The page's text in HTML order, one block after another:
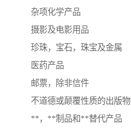
杂项化学产品
摄影及电影用品
珍珠，宝石，珠宝及金属
医药产品
邮票，除非信件
不道德或颠覆性质的出版物
**，**制品和**替代产品